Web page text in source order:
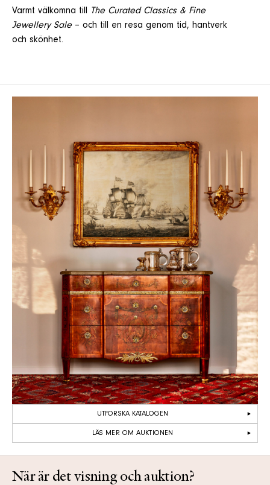
Varmt välkomna till The Curated Classics & Fine
Jewellery Sale– och till en resa genom tid, hantverk
och skönhet.
UTFORSKA KATALOGEN
LÄS MER OM AUKTIONEN
När är det visning och auktion?